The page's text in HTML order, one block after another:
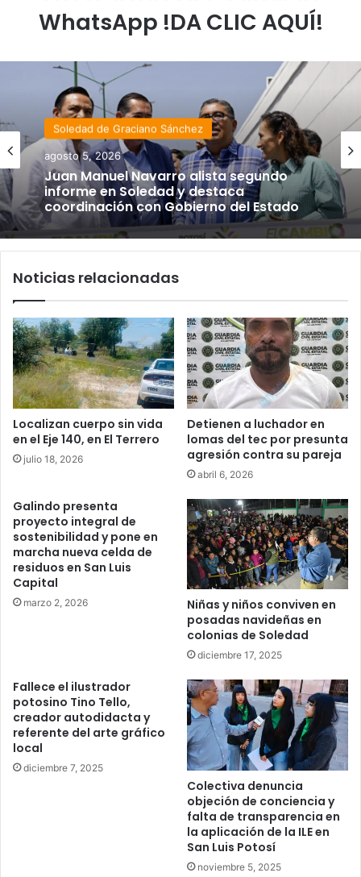
WhatsApp !DA CLIC AQUÍ!
Soledad de Graciano Sánchez
agosto 5, 2026
Juan Manuel Navarro alista segundo
informe en Soledad y destaca
coordinación con Gobierno del Estado
Noticias relacionadas
Localizan cuerpo sin vida
en el Eje 140, en El Terrero
julio 18, 2026
Detienen a luchador en
lomas del tec por presunta
agresión contra su pareja
abril 6, 2026
Galindo presenta
proyecto integral de
sostenibilidad y pone en
marcha nueva celda de
residuos en San Luis
Capital
marzo 2, 2026
Niñas y niños conviven en
posadas navideñas en
colonias de Soledad
diciembre 17, 2025
Fallece el ilustrador
potosino Tino Tello,
creador autodidacta y
referente del arte gráfico
local
diciembre 7, 2025
Colectiva denuncia
objeción de conciencia y
falta de transparencia en
la aplicación de la ILE en
San Luis Potosí
noviembre 5, 2025